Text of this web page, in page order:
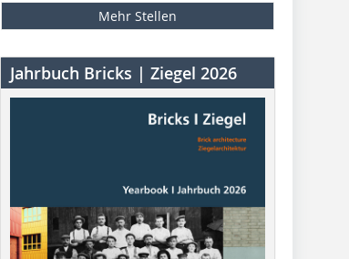
Mehr Stellen
Jahrbuch Bricks | Ziegel 2026